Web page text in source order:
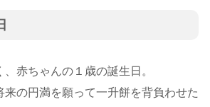
赤ちゃんの１歳の誕生日。
来の円満を願って一升餅を背負わせた